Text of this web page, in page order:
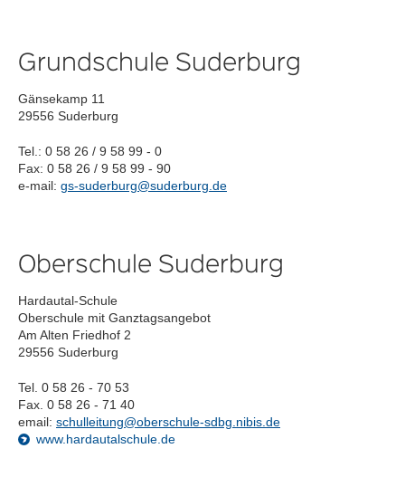
Grundschule Suderburg
Gänsekamp 11
29556 Suderburg
Tel.: 0 58 26 / 9 58 99 - 0
Fax: 0 58 26 / 9 58 99 - 90
e-mail: gs-suderburg@suderburg.de
Oberschule Suderburg
Hardautal-Schule
Oberschule mit Ganztagsangebot
Am Alten Friedhof 2
29556 Suderburg
Tel. 0 58 26 - 70 53
Fax. 0 58 26 - 71 40
email: schulleitung@oberschule-sdbg.nibis.de
www.hardautalschule.de